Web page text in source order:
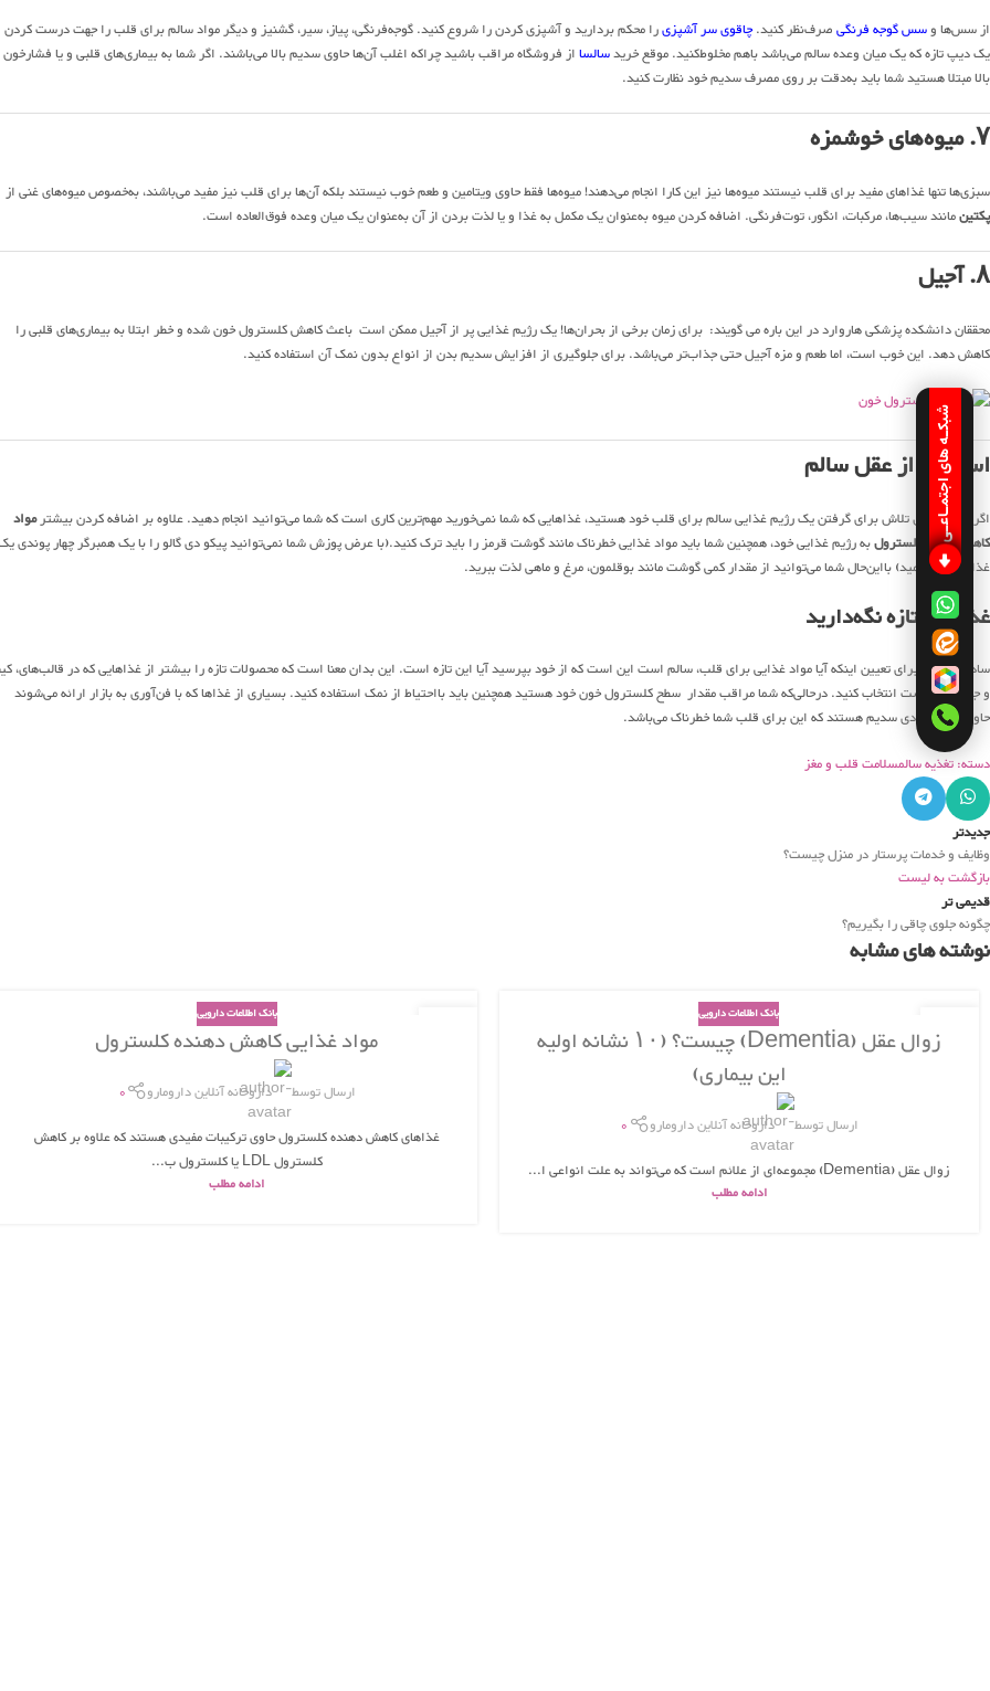
از سس‌ها وسس گوجه فرنگیصرف‌نظر کنید.چاقوی سر آشپزیرا محکم بردارید و آشپزی کردن را شروع کنید. گوجه‌فرنگی، پیاز، سیر، گشنیز و دیگر مواد سالم برای قلب را جهت درست کردن
یک دیپ تازه که یک میان وعده سالم می‌باشد باهم مخلوط‌کنید. موقع خریدسالسااز فروشگاه مراقب باشید چراکه اغلب آن‌ها حاوی سدیم بالا می‌باشند. اگر شما به بیماری‌های قلبی و یا فشارخون
بالا مبتلا هستید شما باید به‌دقت بر روی مصرف سدیم خود نظارت کنید.
۷. میوه‌های خوشمزه
سبزی‌ها تنها غذاهای مفید برای قلب نیستند میوه‌ها نیز این کارا انجام می‌دهند! میوه‌ها فقط حاوی ویتامین و طعم خوب نیستند بلکه آن‌ها برای قلب نیز مفید می‌باشند، به‌خصوص میوه‌های غنی از
پکتینمانند سیب‌ها، مرکبات، انگور، توت‌فرنگی. اضافه کردن میوه به‌عنوان یک مکمل به غذا و یا لذت بردن از آن به‌عنوان یک میان وعده فوق‌العاده است.
۸. آجیل
محققان دانشکده پزشکی هاروارد در این باره می گویند: برای زمان برخی از بحران‌ها! یک رژیم غذایی پر از آجیل ممکن است باعث کاهش کلسترول خون شده و خطر ابتلا به بیماری‌های قلبی را
کاهش دهد. این خوب است، اما طعم و مزه آجیل حتی جذاب‌تر می‌باشد. برای جلوگیری از افزایش سدیم بدن از انواع بدون نمک آن استفاده کنید.
استفاده از عقل سالم
اگر شما در حال تلاش برای گرفتن یک رژیم غذایی سالم برای قلب خود هستید، غذاهایی که شما نمی‌خورید مهم‌ترین کاری است که شما می‌توانید انجام دهید. علاوه بر اضافه کردن بیشترمواد
کاهش‌دهنده کلسترولبه رژیم غذایی خود، همچنین شما باید مواد غذایی خطرناک مانند گوشت قرمز را باید ترک کنید.(با عرض پوزش شما نمی‌توانید پیکو دی گالو را با یک همبرگر چهار پوندی
غذای سالم بنامید) بااین‌حال شما می‌توانید از مقدار کمی گوشت مانند بوقلمون، مرغ و ماهی لذت ببرید.
غذاها را تازه نگه‌دارید
ساده‌ترین راه برای تعیین اینکه آیا مواد غذایی برای قلب، سالم است این است که از خود بپرسید آیا این تازه است. این بدان معنا است که محصولات تازه را بیشتر از غذاهایی که در قالب‌های،
و جعبه آمده است انتخاب کنید. درحالی‌که شما مراقب مقدار سطح کلسترول خون خود هستید همچنین باید بااحتیاط از نمک استفاده کنید. بسیاری از غذاها که با فن‌آوری به بازار ارائه می‌شوند
حاوی مقدار زیادی سدیم هستند که این برای قلب شما خطرناک می‌باشد.
دسته: تغذیه سالمسلامت قلب و مغز
جدیدتر
وظایف و خدمات پرستار در منزل چیست؟
بازگشت به لیست
قدیمی تر
چگونه جلوی چاقی را بگیریم؟
نوشته های مشابه
02
بانک اطلاعات دارویی
زوال عقل (Dementia) چیست؟ (۱۰ نشانه اولیه
این بیماری)
ارسال توسط داروخانه آنلاین دارومارو
0
زوال عقل (Dementia) مجموعه‌ای از علائم است که می‌تواند به علت انواعی ا...
ادامه مطلب
بانک اطلاعات دارویی
مواد غذایی کاهش دهنده کلسترول
ارسال توسط داروخانه آنلاین دارومارو
0
غذاهای کاهش دهنده کلسترول حاوی ترکیبات مفیدی هستند که علاوه بر کاهش
کلسترول LDL یا کلسترول ب...
ادامه مطلب
شبکـه های اجتمـاعـی